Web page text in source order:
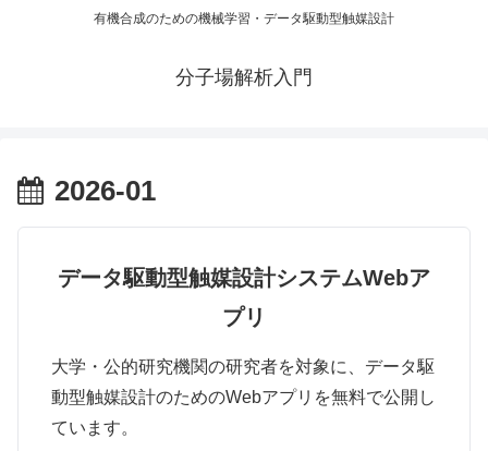
有機合成のための機械学習・データ駆動型触媒設計
分子場解析入門
2026-01
データ駆動型触媒設計システムWebア
プリ
大学・公的研究機関の研究者を対象に、データ駆
動型触媒設計のためのWebアプリを無料で公開し
ています。